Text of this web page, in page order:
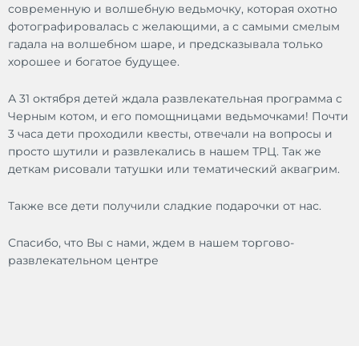
современную и волшебную ведьмочку, которая охотно
фотографировалась с желающими, а с самыми смелым
гадала на волшебном шаре, и предсказывала только
хорошее и богатое будущее.
А 31 октября детей ждала развлекательная программа с
Черным котом, и его помощницами ведьмочками! Почти
3 часа дети проходили квесты, отвечали на вопросы и
просто шутили и развлекались в нашем ТРЦ. Так же
деткам рисовали татушки или тематический аквагрим.
Также все дети получили сладкие подарочки от нас.
Спасибо, что Вы с нами, ждем в нашем торгово-
развлекательном центре